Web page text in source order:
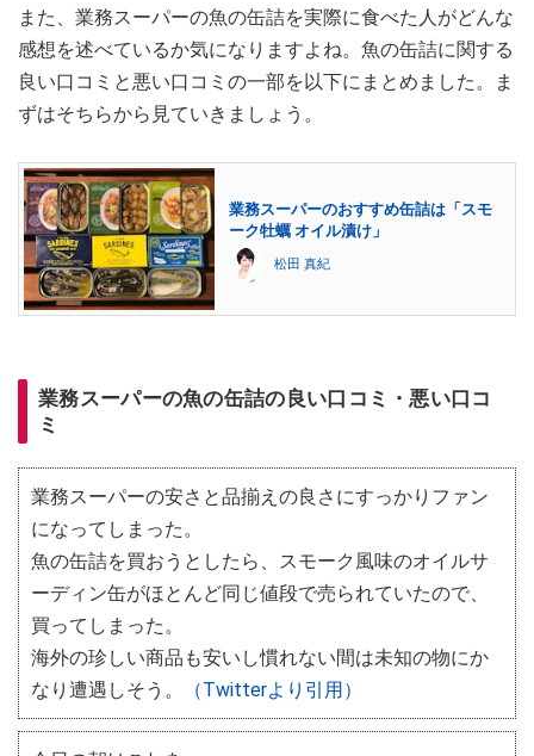
また、業務スーパーの魚の缶詰を実際に食べた人がどんな
感想を述べているか気になりますよね。魚の缶詰に関する
良い口コミと悪い口コミの一部を以下にまとめました。ま
ずはそちらから見ていきましょう。
業務スーパーのおすすめ缶詰は「スモ
ーク牡蠣 オイル漬け」
松田 真紀
業務スーパーの魚の缶詰の良い口コミ・悪い口コ
ミ
業務スーパーの安さと品揃えの良さにすっかりファン
になってしまった。
魚の缶詰を買おうとしたら、スモーク風味のオイルサ
ーディン缶がほとんど同じ値段で売られていたので、
買ってしまった。
海外の珍しい商品も安いし慣れない間は未知の物にか
なり遭遇しそう。
（Twitterより引用）